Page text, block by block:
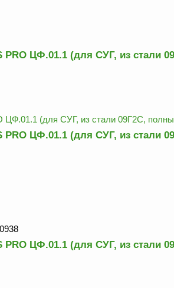
ЦФ.01.1 (для СУГ, из стали
ЦФ.01.1 (для СУГ, из стали
ЦФ.01.1 (для СУГ, из стали